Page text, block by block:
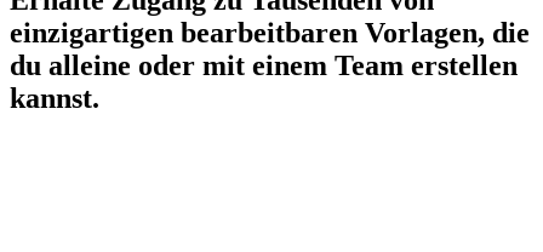
einzigartigen bearbeitbaren Vorlagen, die
du alleine oder mit einem Team erstellen
kannst.